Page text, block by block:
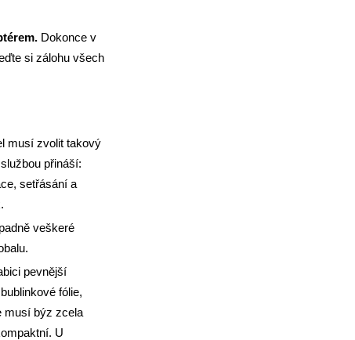
Dokonce v
si zálohu všech
musí zvolit takový
přináší:
setřásání a
veškeré
pevnější
fólie,
musí býz zcela
U